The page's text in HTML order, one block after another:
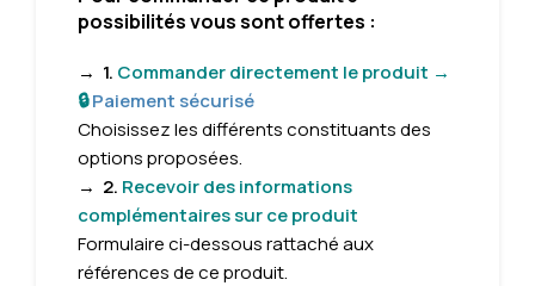
possibilités vous sont offertes :
→ 1. Commander directement le produit →
🔒Paiement sécurisé
Choisissez les différents constituants des
options proposées.
→ 2. Recevoir des informations
complémentaires sur ce produit
Formulaireci-dessous rattaché aux
références de ce produit.